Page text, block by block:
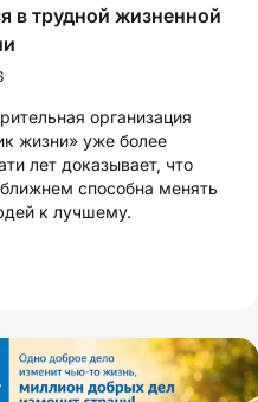
в трудной жизненной
организация
жизни» уже более
лет доказывает, что
способна менять
к лучшему.